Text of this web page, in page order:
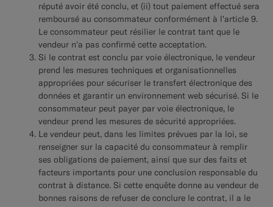
réputé avoir été conclu, et (ii) tout paiement effectué sera
remboursé au consommateur conformément à l'article 9.
Le consommateur peut résilier le contrat tant que le
vendeur n'a pas confirmé cette acceptation.
Si le contrat est conclu par voie électronique, le vendeur
prend les mesures techniques et organisationnelles
appropriées pour sécuriser le transfert électronique des
données et garantir un environnement web sécurisé. Si le
consommateur peut payer par voie électronique, le
vendeur prend les mesures de sécurité appropriées.
Le vendeur peut, dans les limites prévues par la loi, se
renseigner sur la capacité du consommateur à remplir
ses obligations de paiement, ainsi que sur des faits et
facteurs importants pour une conclusion responsable du
contrat à distance. Si cette enquête donne au vendeur de
bonnes raisons de refuser de conclure le contrat, il a le